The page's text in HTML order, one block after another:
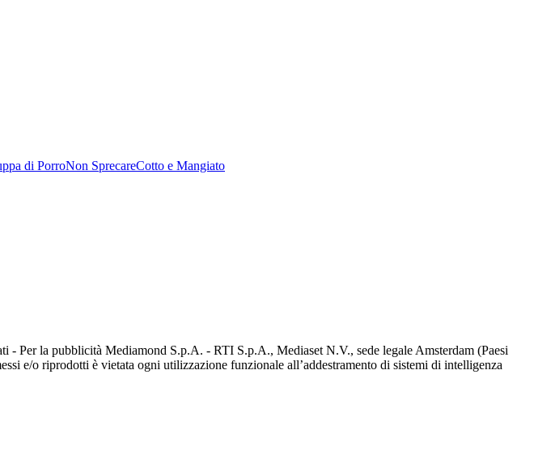
di PorroNon SprecareCotto e Mangiato
Per la pubblicità Mediamond S.p.A. - RTI S.p.A., Mediaset N.V., sede legale Amsterdam (Paesi
e/o riprodotti è vietata ogni utilizzazione funzionale all’addestramento di sistemi di intelligenza